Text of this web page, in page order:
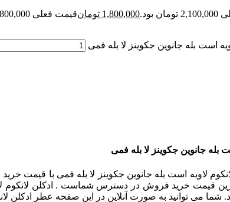
بود. 1,800,000 تومانقیمت فعلی 1,800,000 تومان است.
است بله جانوین جکوینز لا بله فمی
بله جانوین جکوینز لا بله فمی
لاویه است بله جانوین جکوینز لا بله فمی با قیمت
قیمت خرید فروش در دسترس شماست . ادکلن لانکوم
شما می توانید به صورت آنلاین در این صفحه عطر ادکلن